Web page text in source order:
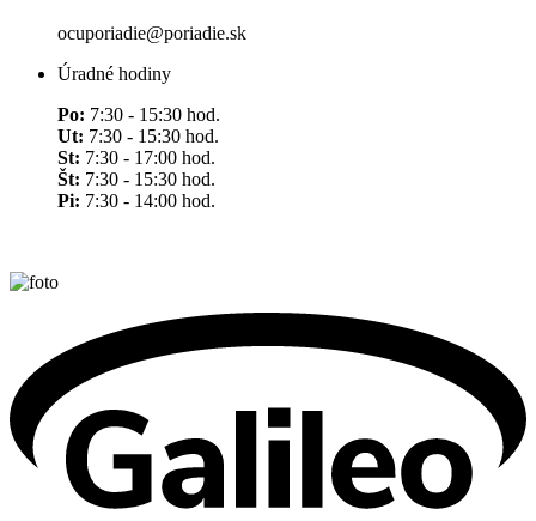
ocuporiadie@poriadie.sk
Úradné hodiny
Po: 7:30 - 15:30 hod.
Ut: 7:30 - 15:30 hod.
St: 7:30 - 17:00 hod.
Št: 7:30 - 15:30 hod.
Pi: 7:30 - 14:00 hod.